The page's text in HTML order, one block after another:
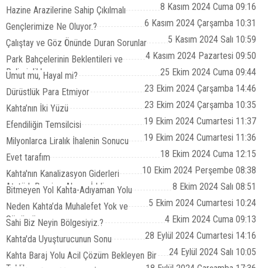
8 Kasım 2024 Cuma 09:16
Hazine Arazilerine Sahip Çıkılmalı
6 Kasım 2024 Çarşamba 10:31
Gençlerimize Ne Oluyor.?
5 Kasım 2024 Salı 10:59
Çalıştay ve Göz Önünde Duran Sorunlar
4 Kasım 2024 Pazartesi 09:50
Park Bahçelerinin Beklentileri ve
Belirsizlikler
25 Ekim 2024 Cuma 09:44
Umut mu, Hayal mi?
23 Ekim 2024 Çarşamba 14:46
Dürüstlük Para Etmiyor
23 Ekim 2024 Çarşamba 10:35
Kahta’nın İki Yüzü
19 Ekim 2024 Cumartesi 11:37
Efendiliğin Temsilcisi
19 Ekim 2024 Cumartesi 11:36
Milyonlarca Liralık İhalenin Sonucu
18 Ekim 2024 Cuma 12:15
Evet tarafım
10 Ekim 2024 Perşembe 08:38
Kahta'nın Kanalizasyon Giderleri
Atatürk Barajına Akıyor İddiası
8 Ekim 2024 Salı 08:51
Bitmeyen Yol Kahta-Adıyaman Yolu
5 Ekim 2024 Cumartesi 10:24
Neden Kahta’da Muhalefet Yok ve
Çözümü
4 Ekim 2024 Cuma 09:13
Sahi Biz Neyin Bölgesiyiz.?
28 Eylül 2024 Cumartesi 14:16
Kahta'da Uyuşturucunun Sonu
24 Eylül 2024 Salı 10:05
Kahta Baraj Yolu Acil Çözüm Bekleyen Bir